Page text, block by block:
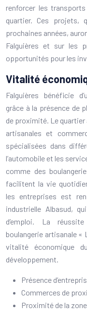
renforcer les
quartier. Ces projets,
prochaines années,
Falguières et sur les
opportunités pour les
Vitalité
Falguières bénéficie
grâce à la présence de
de proximité. Le
artisanales et
spécialisées dans
l’automobile et les
comme des
facilitent la vie
les entreprises est
industrielle Albasud,
d’emploi. La
boulangerie artisanale «
vitalité économique
développement.
Présence
Commerces de
Proximité de la